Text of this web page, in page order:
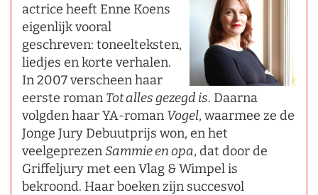
actrice heeft Enne Koens
eigenlijk vooral
geschreven: toneelteksten,
liedjes en korte verhalen.
In 2007 verscheen haar
eerste roman Tot alles gezegd is. Daarna
volgden haar YA-roman Vogel, waarmee ze de
Jonge Jury Debuutprijs won, en het
veelgeprezenSammie en opa, dat door de
Griffeljury met een Vlag & Wimpel is
bekroond. Haar boeken zijn succesvol